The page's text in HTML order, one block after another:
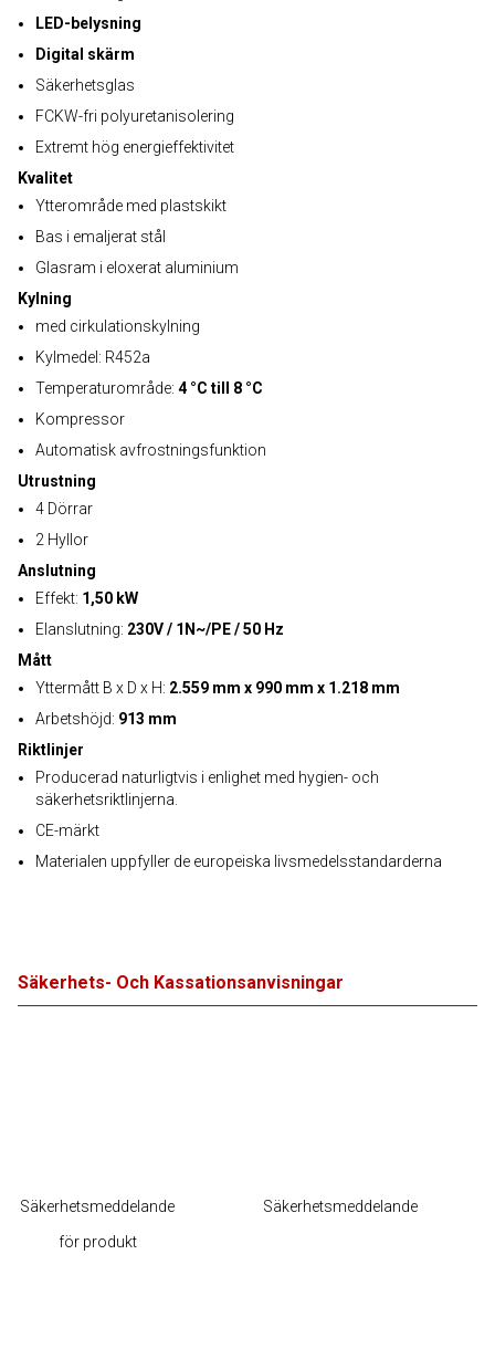
LED-belysning
Digital skärm
Säkerhetsglas
FCKW-fri polyuretanisolering
Extremt hög energieffektivitet
Kvalitet
Ytterområde med plastskikt
Bas i emaljerat stål
Glasram i eloxerat aluminium
Kylning
med cirkulationskylning
Kylmedel: R452a
Temperaturområde: 4 °C till 8 °C
Kompressor
Automatisk avfrostningsfunktion
Utrustning
4 Dörrar
2 Hyllor
Anslutning
Effekt: 1,50 kW
Elanslutning: 230V / 1N~/PE / 50 Hz
Mått
Yttermått B x D x H: 2.559 mm x 990 mm x 1.218 mm
Arbetshöjd: 913 mm
Riktlinjer
Producerad naturligtvis i enlighet med hygien- och
säkerhetsriktlinjerna.
CE-märkt
Materialen uppfyller de europeiska livsmedelsstandarderna
Säkerhets- Och Kassationsanvisningar
Säkerhetsmeddelande
för produkt
Säkerhetsmeddelande